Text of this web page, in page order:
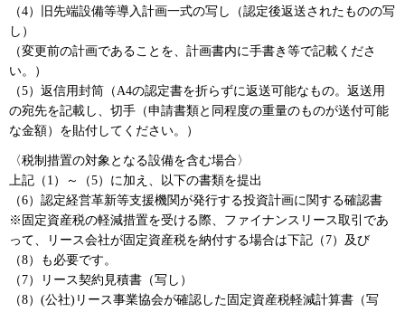
（4）旧先端設備等導入計画一式の写し（認定後返送されたものの写
し）
（変更前の計画であることを、計画書内に手書き等で記載くださ
い。）
（5）返信用封筒（A4の認定書を折らずに返送可能なもの。返送用
の宛先を記載し、切手（申請書類と同程度の重量のものが送付可能
な金額）を貼付してください。）
〈税制措置の対象となる設備を含む場合〉
上記（1）～（5）に加え、以下の書類を提出
（6）認定経営革新等支援機関が発行する投資計画に関する確認書
※固定資産税の軽減措置を受ける際、ファイナンスリース取引であ
って、リース会社が固定資産税を納付する場合は下記（7）及び
（8）も必要です。
（7）リース契約見積書（写し）
（8）(公社)リース事業協会が確認した固定資産税軽減計算書（写